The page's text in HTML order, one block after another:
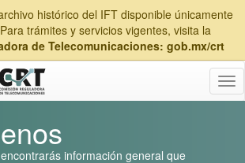
histórico del IFT disponible únicamente
trámites y servicios vigentes, visita la
de Telecomunicaciones: gob.mx/crt
información general que